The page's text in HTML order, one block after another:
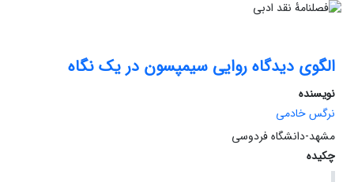
الگوی دیدگاه روایی سیمپسون در یک نگاه
نویسنده
نرگس خادمی
مشهد-دانشگاه فردوسی
چکیده